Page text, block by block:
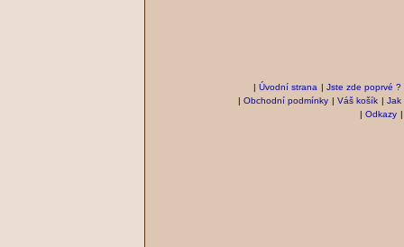
| Úvodní strana | Jste zde poprvé ?
| Obchodní podmínky | Váš košík | Jak
| Odkazy